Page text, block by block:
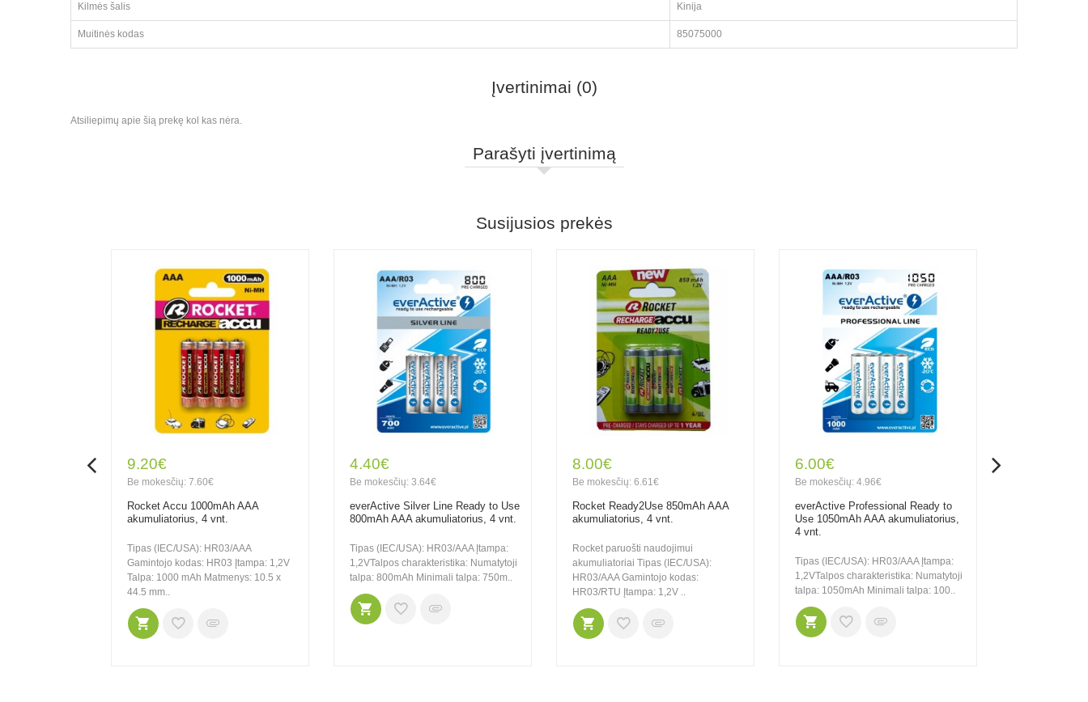
Kilmės šalis Kinija
Muitinės kodas 85075000
Įvertinimai (0)
Atsiliepimų apie šią prekę kol kas nėra.
Parašyti įvertinimą
Susijusios prekės
9.20€
Be mokesčių: 7.60€
Rocket Accu 1000mAh AAA
akumuliatorius, 4 vnt.
Tipas (IEC/USA): HR03/AAA
Gamintojo kodas: HR03 Įtampa: 1,2V
Talpa: 1000 mAh Matmenys: 10.5 x
44.5 mm..
4.40€
Be mokesčių: 3.64€
everActive Silver Line Ready to Use
800mAh AAA akumuliatorius, 4 vnt.
Tipas (IEC/USA): HR03/AAA Įtampa:
1,2VTalpos charakteristika: Numatytoji
talpa: 800mAh Minimali talpa: 750m..
8.00€
Be mokesčių: 6.61€
Rocket Ready2Use 850mAh AAA
akumuliatorius, 4 vnt.
Rocket paruošti naudojimui
akumuliatoriai Tipas (IEC/USA):
HR03/AAA Gamintojo kodas:
HR03/RTU Įtampa: 1,2V ..
6.00€
Be mokesčių: 4.96€
everActive Professional Ready to
Use 1050mAh AAA akumuliatorius,
4 vnt.
Tipas (IEC/USA): HR03/AAA Įtampa:
1,2VTalpos charakteristika: Numatytoji
talpa: 1050mAh Minimali talpa: 100..